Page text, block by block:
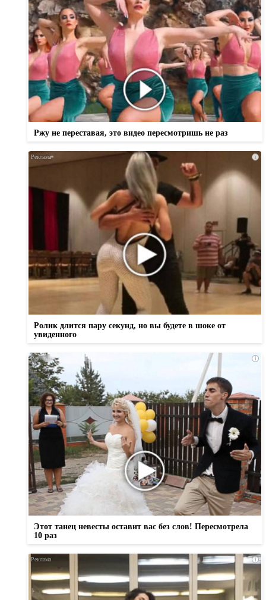
Ржу не переставая, это видео пересмотришь не раз
i
Ролик длится пару секунд, но вы будете в шоке от
увиденного
i
Этот танец невесты оставит вас без слов! Пересмотрела
10 раз
i